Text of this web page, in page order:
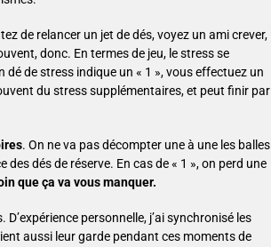
de relancer un jet de dés, voyez un ami crever,
donc. En termes de jeu, le stress se
de stress indique un « 1 », vous effectuez un
du stress supplémentaires, et peut finir par
. On ne va pas décompter une à une les balles
des dés de réserve. En cas de « 1 », on perd une
que ça va vous manquer.
personnelle, j’ai synchronisé les
aussi leur garde pendant ces moments de